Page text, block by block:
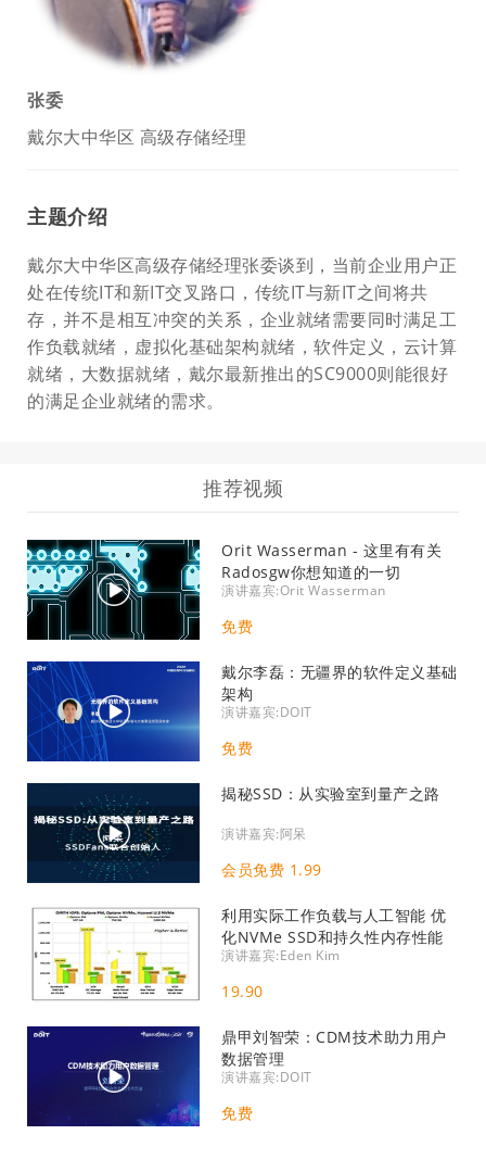
张委
戴尔大中华区 高级存储经理
主题介绍
戴尔大中华区高级存储经理张委谈到，当前企业用户正
处在传统IT和新IT交叉路口，传统IT与新IT之间将共
存，并不是相互冲突的关系，企业就绪需要同时满足工
作负载就绪，虚拟化基础架构就绪，软件定义，云计算
就绪，大数据就绪，戴尔最新推出的SC9000则能很好
的满足企业就绪的需求。
推荐视频
Orit Wasserman - 这里有有关
Radosgw你想知道的一切
演讲嘉宾:Orit Wasserman
免费
戴尔李磊：无疆界的软件定义基础
架构
演讲嘉宾:DOIT
免费
揭秘SSD：从实验室到量产之路
演讲嘉宾:阿呆
会员免费 1.99
利用实际工作负载与人工智能 优
化NVMe SSD和持久性内存性能
演讲嘉宾:Eden Kim
19.90
鼎甲刘智荣：CDM技术助力用户
数据管理
演讲嘉宾:DOIT
免费